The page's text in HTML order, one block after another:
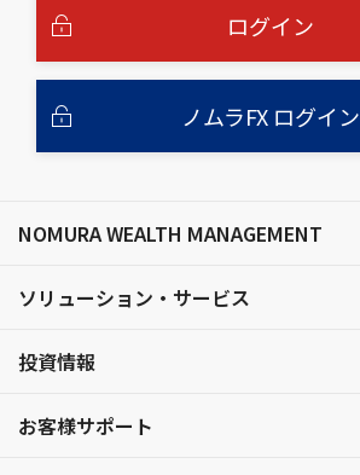
ログイン
ノムラFX ログイン
NOMURA WEALTH MANAGEMENT
ソリューション・サービス
投資情報
お客様サポート